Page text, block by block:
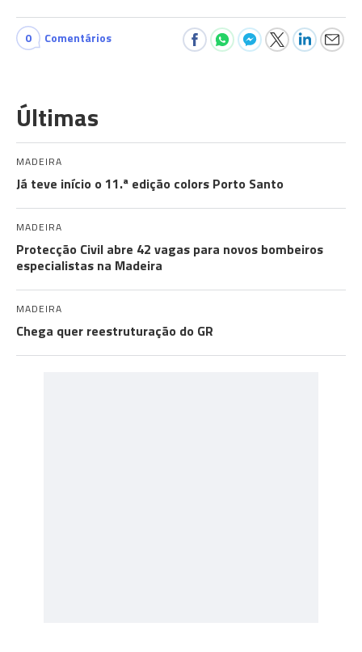
0 Comentários
Últimas
MADEIRA
Já teve início o 11.ª edição colors Porto Santo
MADEIRA
Protecção Civil abre 42 vagas para novos bombeiros
especialistas na Madeira
MADEIRA
Chega quer reestruturação do GR